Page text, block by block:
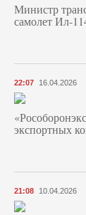
Министр
самолет Ил-
22:07 16.04.2026
экспортных
21:08 10.04.2026